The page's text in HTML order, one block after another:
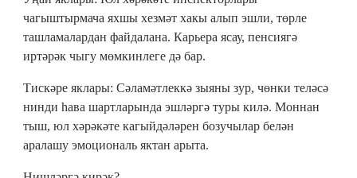
чагыштырмача яхшы хезмәт хакы алып эшли, төрле
ташламалардан файдалана. Карьера ясау, пенсиягә
иртәрәк чыгу мөмкинлеге дә бар.
Тискәре яклары: Сәламәтлеккә зыяны зур, чөнки теләсә
нинди һава шартларында эшләргә туры килә. Моннан
тыш, юл хәрәкәте кагыйдәләрен бозучылар белән
аралашу эмоциональ яктан арыта.